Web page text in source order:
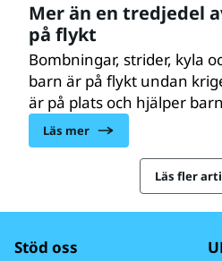
Mer än en tredjedel
på flykt
Bombningar, strider, kyla
barn är på flykt undan
är på plats och hjälper
grundläggande för deras
och välmående.
Läs mer
Läs fler
Stöd oss